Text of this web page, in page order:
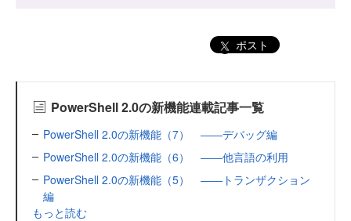
ポスト
PowerShell 2.0の新機能連載記事一覧
PowerShell 2.0の新機能（7） ――デバッグ編
PowerShell 2.0の新機能（6） ――他言語の利用
PowerShell 2.0の新機能（5） ――トランザクション
編
もっと読む